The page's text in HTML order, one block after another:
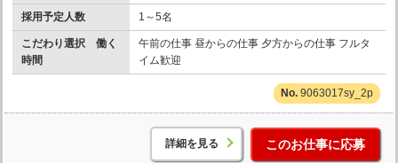
採用予定人数 1～5名
こだわり選択 働く
時間
午前の仕事 昼からの仕事 夕方からの仕事 フルタ
イム歓迎
9063017sy_2p
詳細を見る このお仕事に応募